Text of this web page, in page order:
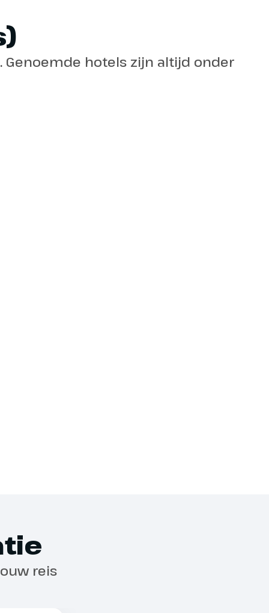
hotels zijn altijd onder
reis
verschillende niveaus zodat er voor
te vinden is. De sterren geven je een
vlak terrein met af en toe een lichte
normale conditie kun je deze reis prima
heuvelachtig terrein met af en toe een
deze fietsreis fiets je ook langere
goede conditie en voldoende fietservaring
tot heuvelachtig terrein met regelmatig
Op deze fietsreis fiets reis je regelmatig
Met een uitstekende conditie en
je deze reis boeken.